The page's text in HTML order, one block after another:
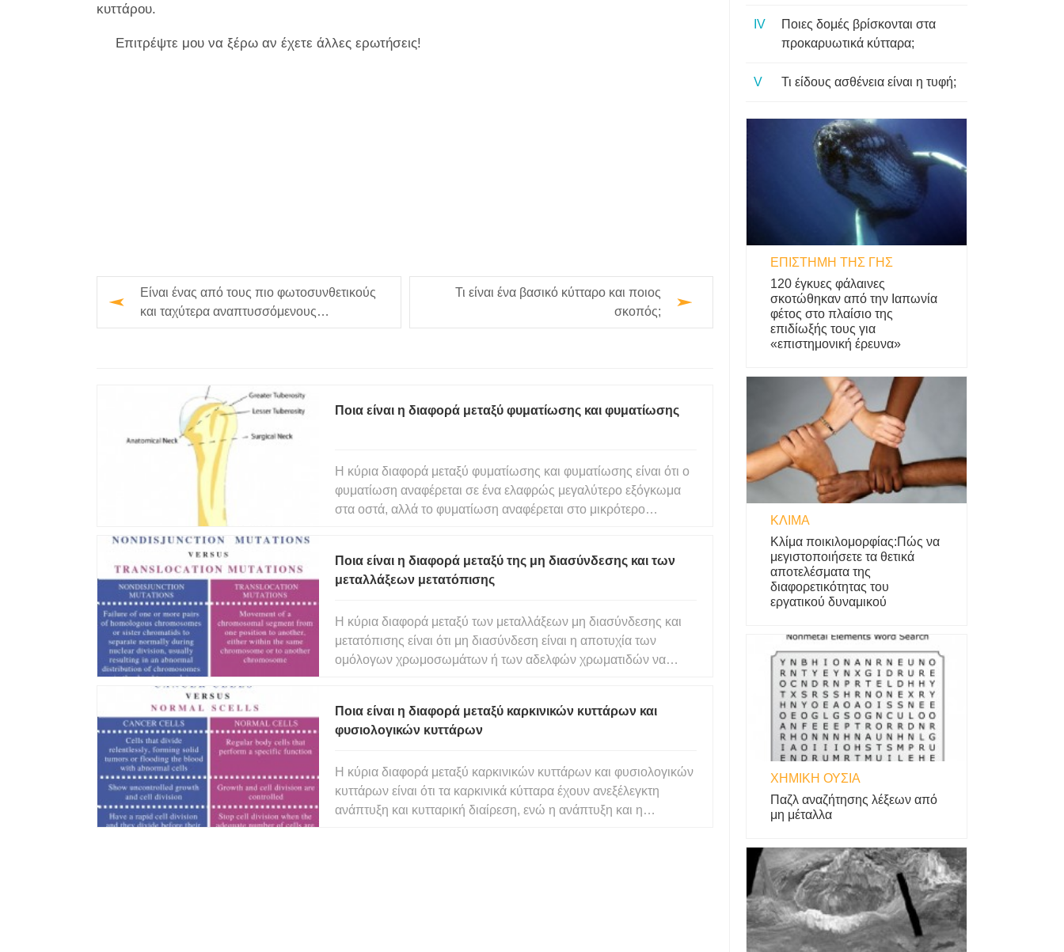
κυττάρου.
Επιτρέψτε μου να ξέρω αν έχετε άλλες ερωτήσεις!
Είναι ένας από τους πιο φωτοσυνθετικούς
και ταχύτερα αναπτυσσόμενους
οργανισμούς;
Τι είναι ένα βασικό κύτταρο και ποιος
σκοπός;
Ποια είναι η διαφορά μεταξύ φυματίωσης και φυματίωσης
Η κύρια διαφορά μεταξύ φυματίωσης και φυματίωσης είναι ότι ο
φυματίωση αναφέρεται σε ένα ελαφρώς μεγαλύτερο εξόγκωμα
στα οστά, αλλά το φυματίωση αναφέρεται στο μικρότερο
φυματισμός του οστού τ
Ποια είναι η διαφορά μεταξύ της μη διασύνδεσης και των
μεταλλάξεων μετατόπισης
Η κύρια διαφορά μεταξύ των μεταλλάξεων μη διασύνδεσης και
μετατόπισης είναι ότι μη διασύνδεση είναι η αποτυχία των
ομόλογων χρωμοσωμάτων ή των αδελφών χρωματιδών να
ομόλογων χρωμοσωμάτων.
Ποια είναι η διαφορά μεταξύ καρκινικών κυττάρων και
φυσιολογικών κυττάρων
Η κύρια διαφορά μεταξύ καρκινικών κυττάρων και φυσιολογικών
κυττάρων είναι ότι τα καρκινικά κύτταρα έχουν ανεξέλεγκτη
ανάπτυξη και κυτταρική διαίρεση, ενώ η ανάπτυξη και η
Ποιες δομές βρίσκονται στα
προκαρυωτικά κύτταρα;
Τι είδους ασθένεια είναι η τυφή;
ΕΠΙΣΤΉΜΗ ΤΗΣ ΓΗΣ
120 έγκυες φάλαινες
σκοτώθηκαν από την Ιαπωνία
φέτος στο πλαίσιο της
επιδίωξής τους για
«επιστημονική έρευνα»
ΚΛΊΜΑ
Κλίμα ποικιλομορφίας:Πώς να
μεγιστοποιήσετε τα θετικά
αποτελέσματα της
διαφορετικότητας του
εργατικού δυναμικού
ΧΗΜΙΚΉ ΟΥΣΊΑ
Παζλ αναζήτησης λέξεων από
μη μέταλλα